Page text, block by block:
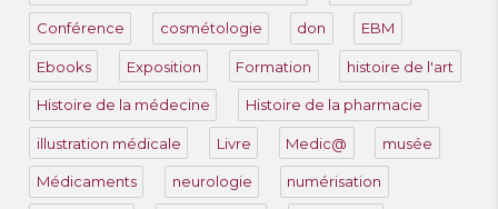
Conférence cosmétologie don EBM
Ebooks Exposition Formation histoire de l'art
Histoire de la médecine Histoire de la pharmacie
illustration médicale Livre Medic@ musée
Médicaments neurologie numérisation